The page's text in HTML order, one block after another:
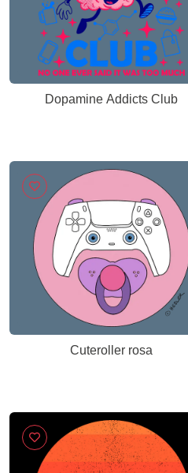
Dopamine Addicts Club
Cuteroller rosa